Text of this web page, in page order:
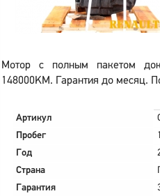
Мотор с полным пакетом
148000KM. Гарантия до месяц.
Артикул
Пробег
Год
Страна
Гарантия